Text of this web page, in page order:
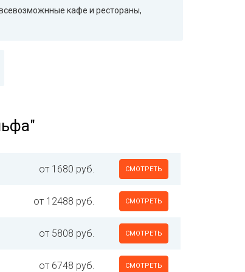
кафе и рестораны,
СМОТРЕТЬ
от 1680 руб.
СМОТРЕТЬ
от 12488 руб.
СМОТРЕТЬ
от 5808 руб.
СМОТРЕТЬ
от 6748 руб.